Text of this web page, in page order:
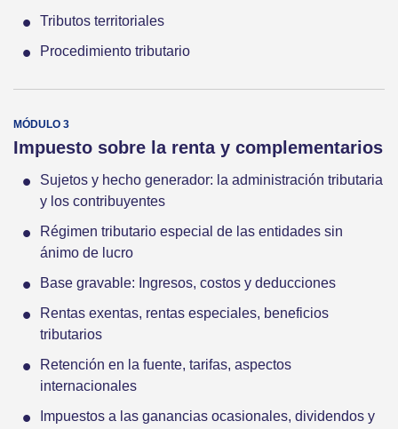
Tributos territoriales
Procedimiento tributario
Impuesto sobre la renta y complementarios
Sujetos y hecho generador: la administración tributaria
y los contribuyentes
Régimen tributario especial de las entidades sin
ánimo de lucro
Base gravable: Ingresos, costos y deducciones
Rentas exentas, rentas especiales, beneficios
tributarios
Retención en la fuente, tarifas, aspectos
internacionales
Impuestos a las ganancias ocasionales, dividendos y